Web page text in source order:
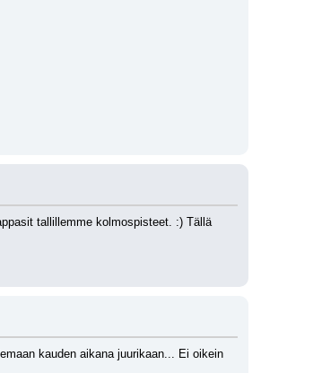
tallillemme kolmospisteet. :) Tällä
kauden aikana juurikaan... Ei oikein